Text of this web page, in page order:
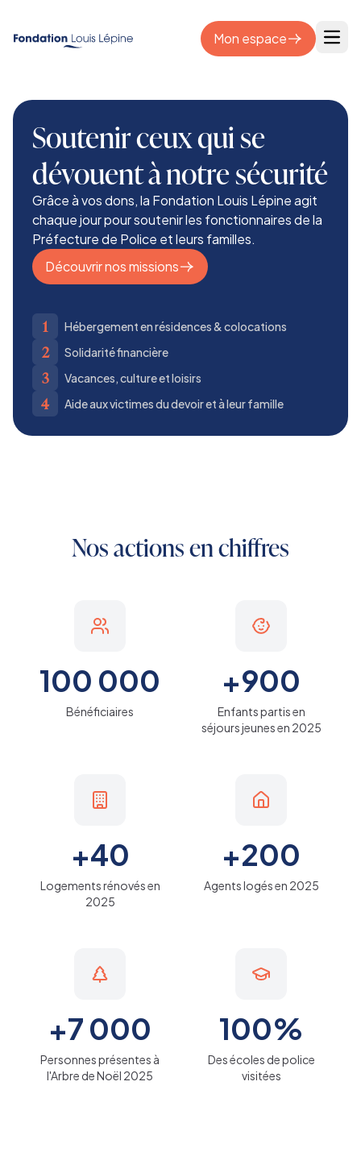
Mon espace
Soutenir ceux qui se
dévouent à notre sécurité
Grâce à vos dons, la Fondation Louis Lépine agit
chaque jour pour soutenir les fonctionnaires de la
Préfecture de Police et leurs familles.
Découvrir nos missions
1 Hébergement en résidences & colocations
2 Solidarité financière
3 Vacances, culture et loisirs
4 Aide aux victimes du devoir et à leur famille
Nos actions en chiffres
100 000
Bénéficiaires
+900
Enfants partis en
séjours jeunes en 2025
+40
Logements rénovés en
2025
+200
Agents logés en 2025
+7 000
Personnes présentes à
l'Arbre de Noël 2025
100%
Des écoles de police
visitées